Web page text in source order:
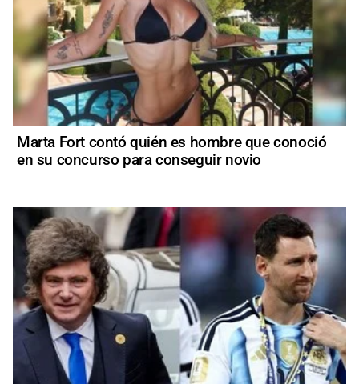
Marta Fort contó quién es hombre que conoció
en su concurso para conseguir novio